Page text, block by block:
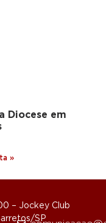
Diocese em
»
– Jockey Club
SP